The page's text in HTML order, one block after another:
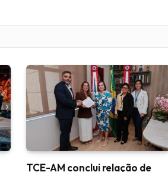
TCE-AM conclui relação de